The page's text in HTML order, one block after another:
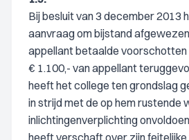
Bij besluit van 3 december 2013
aanvraag om bijstand
appellant betaalde
€ 1.100,- van appellant
heeft het college ten grondslag
in strijd met de op hem rustende
inlichtingenverplichting
heeft verschaft over zijn